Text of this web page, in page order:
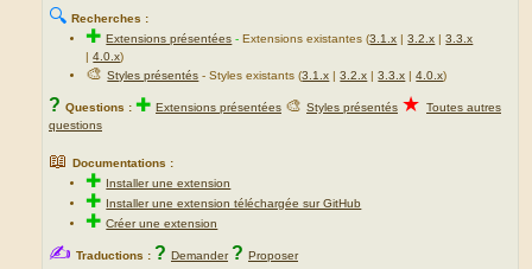
🔍 Recherches :
✚Extensions présentées -Extensions existantes (3.1.x |3.2.x |3.3.x
|4.0.x)
🎨Styles présentés - Styles existants (3.1.x |3.2.x |3.3.x |4.0.x)
? Questions : ✚ Extensions présentées 🎨 Styles présentés ★ Toutes autres
questions
📖 Documentations :
✚ Installer une extension
✚ Installer une extension téléchargée sur GitHub
✚Créer une extension
✍ Traductions : ? Demander ? Proposer